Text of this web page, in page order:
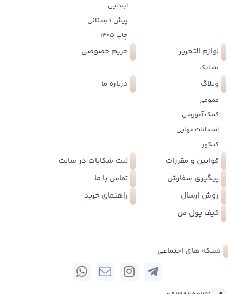
ابتدایی
پیش دبستانی
چاپ 1405
لوازم التحریر
نشانک
حریم خصوصی
وبلاگ
عمومی
کمک آموزشی
امتحانات نهایی
کنکور
درباره ما
قوانین و مقررات
ثبت شکایات در سایت
پیگیری سفارش
تماس با ما
روش ارسال
راهنمای خرید
کیف پول من
شبکه های اجتماعی